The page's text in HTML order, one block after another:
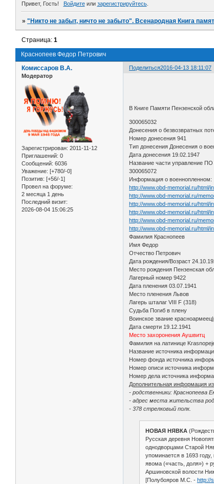
Привет, Гость! Войдитеили зарегистрируйтесь.
»"Никто не забыт, ничто не забыто". Всенародная Книга
Краснопеев Федор Петрович
Страница:1
Поделиться2016-04-13 18:11:07
Комиссаров В.А.
Модератор
Зарегистрирован: 2011-11-12
Приглашений: 0
Сообщений: 6036
Уважение: [+780/-0]
Позитив: [+56/-1]
Провел на форуме:
2 месяца 1 день
Последний визит:
2026-08-04 15:06:25
В Книге Памяти Пензенской
300065032
Донесения о безвозвратных
Номер донесения 941
Тип донесения Донесения о
Дата донесения 19.02.1947
Название части управление
300065072
Информация о военнопленном:
http://www.obd-memorial.ru/html/
http://www.obd-memorial.ru/
http://www.obd-memorial.ru/html/
http://www.obd-memorial.ru/html/
http://www.obd-memorial.ru/
http://www.obd-memorial.ru/html/
Фамилия Краснопеев
Имя Федор
Отчество Петрович
Дата рождения/Возраст
Место рождения Пензенская
Лагерный номер 9422
Дата пленения 03.07.1941
Место пленения Львов
Лагерь шталаг VIII F (318)
Судьба Погиб в плену
Воинское звание
Дата смерти 19.12.1941
Место захоронения Аушвитц
Фамилия на латинице
Название источника
Номер фонда источника
Номер описи источника
Номер дела источника
Дополнительная информация
- родственники: Краснопеева
- адрес места жительства
- 378 стрелковый полк.
НОВАЯ НЯВКА
Русская деревня
однодворцами Старой
упоминается в 1693
явома («часть, доля») +
Аршиновской волости
[Полубояров М.С. - http://